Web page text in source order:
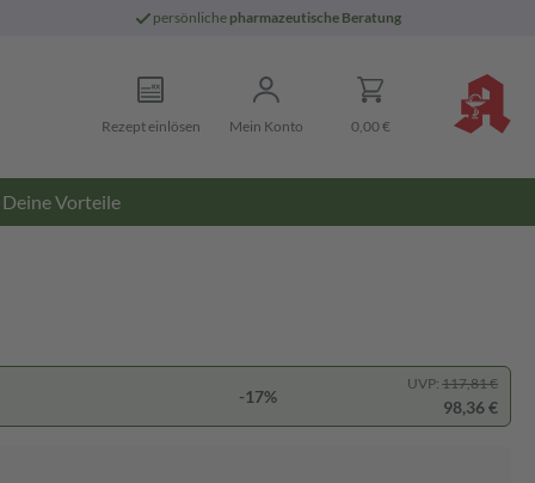
persönliche pharmazeutische Beratung
Rezept einlösen Mein Konto 0,00 €
Deine Vorteile
-17%
UVP: 117,81 €
98,36 €